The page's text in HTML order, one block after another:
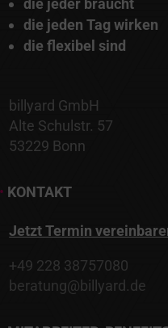
die flexibel sind
53229 Bonn
KONTAKT
Jetzt Termin vereinbaren
+49 228 38757080
MITARBEITER-BENEFITS